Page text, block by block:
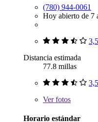
(780) 944-0061
Hoy abierto de 7
Distancia estimada
77.8 millas
Verfotos
Horario estándar